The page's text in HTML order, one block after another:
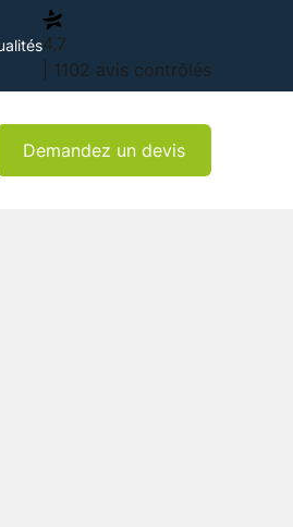
4,7
| 1102 avis contrôlés
Demandez un devis